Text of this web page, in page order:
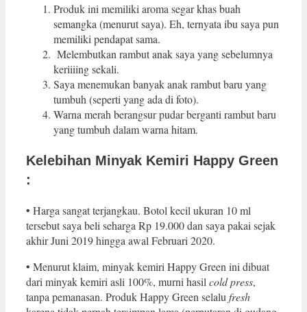
Produk ini memiliki aroma segar khas buah
semangka (menurut saya). Eh, ternyata ibu saya pun
memiliki pendapat sama.
Melembutkan rambut anak saya yang sebelumnya
keriiiing sekali.
Saya menemukan banyak anak rambut baru yang
tumbuh (seperti yang ada di foto).
Warna merah berangsur pudar berganti rambut baru
yang tumbuh dalam warna hitam.
Kelebihan Minyak Kemiri Happy Green
:
• Harga sangat terjangkau. Botol kecil ukuran 10 ml
tersebut saya beli seharga Rp 19.000 dan saya pakai sejak
akhir Juni 2019 hingga awal Februari 2020.
• Menurut klaim, minyak kemiri Happy Green ini dibuat
dari minyak kemiri asli 100%, murni hasil cold press,
tanpa pemanasan. Produk Happy Green selalu fresh